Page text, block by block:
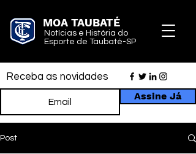
MOA TAUBATÉ
Notícias e História do
Esporte de Taubaté-SP
Receba as novidades
Assine Já
Post